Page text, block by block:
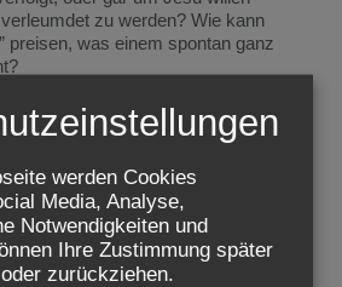
zu werden? Wie kann
preisen, was einem spontan ganz
Viele Menschen empfinden es
Anfang der Bergpredigt, von
die auch Menschen anderer
spüren. Schon damals
Zuhörer gesagt: “Noch nie hat ein
(Johannes 7,46).
werden Cookies
Media, Analyse,
Notwendigkeiten und
Ihre Zustimmung später
zurückziehen.